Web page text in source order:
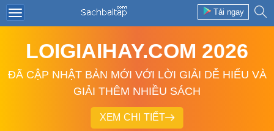
Tải ngay
LOIGIAIHAY.COM 2026
ĐÃ CẬP NHẬT BẢN MỚI VỚI LỜI GIẢI DỄ HIỂU VÀ
GIẢI THÊM NHIỀU SÁCH
XEM CHI TIẾT